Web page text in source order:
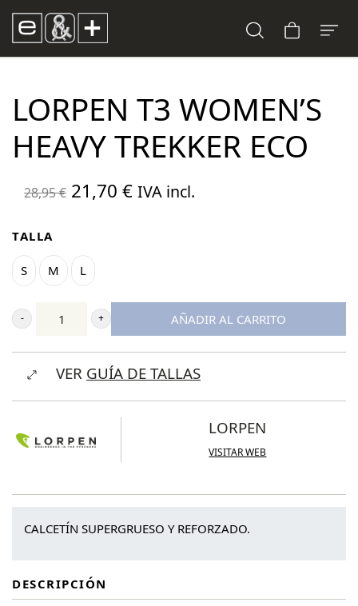
LORPEN T3 WOMEN’S
HEAVY TREKKER ECO
28,95€ El
era:
28,95 €.
21,70 €El
IVA incl.
TALLA
S M L
Lorpen
T3
Women’s
Eco
AÑADIR AL CARRITO
VER GUÍA DE TALLAS
LORPEN
VISITAR WEB
CALCETÍN SUPERGRUESO Y REFORZADO.
DESCRIPCIÓN